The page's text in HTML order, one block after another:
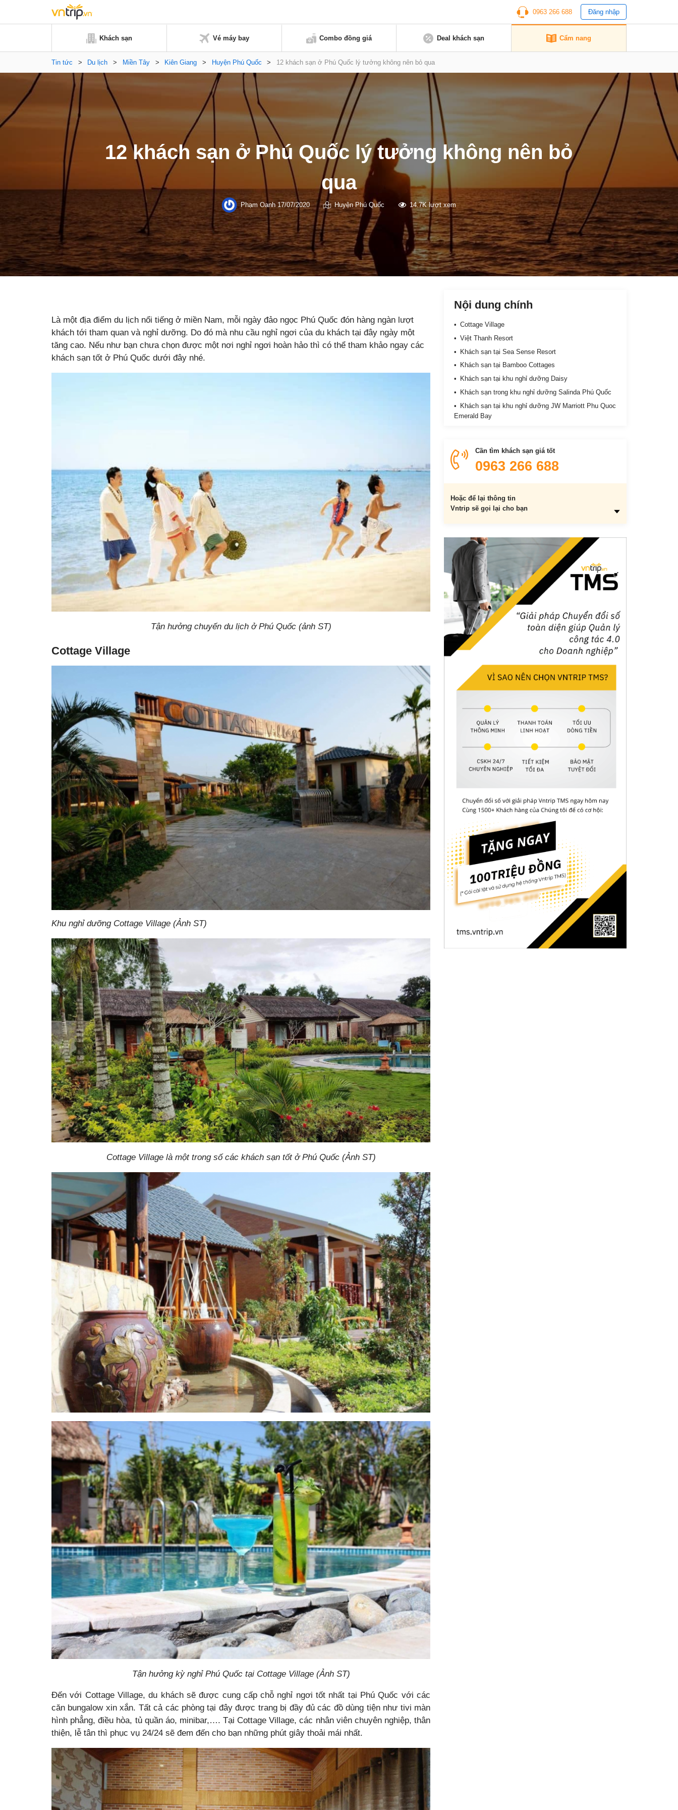
0963 266 688 Đăng nhập
Khách sạn Vé máy bay Combo đồng giá Deal khách sạn Cẩm nang
Tin tức > Du lịch > Miền Tây > Kiên Giang > Huyện Phú Quốc > 12 khách sạn ở Phú Quốc lý tưởng không nên bỏ qua
12 khách sạn ở Phú Quốc lý tưởng không nên bỏ
qua
Phạm Oanh17/07/2020 Huyện Phú Quốc 14.7K lượt xem
Là một địa điểm du lịch nổi tiếng ở miền Nam, mỗi ngày đảo ngọc Phú Quốc đón hàng ngàn lượt
khách tới tham quan và nghỉ dưỡng. Do đó mà nhu cầu nghỉ ngơi của du khách tại đây ngày một
tăng cao. Nếu như bạn chưa chọn được một nơi nghỉ ngơi hoàn hảo thì có thể tham khảo ngay các
khách sạn tốt ở Phú Quốc dưới đây nhé.
Tận hưởng chuyến du lịch ở Phú Quốc (ảnh ST)
Cottage Village
Khu nghỉ dưỡng Cottage Village (Ảnh ST)
Cottage Village là một trong số các khách sạn tốt ở Phú Quốc (Ảnh ST)
Tận hưởng kỳ nghỉ Phú Quốc tại Cottage Village (Ảnh ST)
Đến với Cottage Village, du khách sẽ được cung cấp chỗ nghỉ ngơi tốt nhất tại Phú Quốc với các
căn bungalow xin xắn. Tất cả các phòng tại đây được trang bị đầy đủ các đồ dùng tiện như tivi màn
hình phẳng, điều hòa, tủ quần áo, minibar,…. Tại Cottage Village, các nhân viên chuyên nghiệp, thân
thiện, lễ tân thì phục vụ 24/24 sẽ đem đến cho bạn những phút giây thoải mái nhất.
Nội dung chính
Cottage Village
Việt Thanh Resort
Khách sạn tại Sea Sense Resort
Khách sạn tại Bamboo Cottages
Khách sạn tại khu nghỉ dưỡng Daisy
Khách sạn trong khu nghỉ dưỡng Salinda Phú Quốc
Khách sạn tại khu nghỉ dưỡng JW Marriott Phu Quoc
Emerald Bay
Khách sạn tại Daisy Village Resort & Spa
Sophi Hostel
Khách sạn tại Cassia Cottage
Cần tìm khách sạn giá tốt
0963 266 688
Hoặc để lại thông tin
Vntrip sẽ gọi lại cho bạn